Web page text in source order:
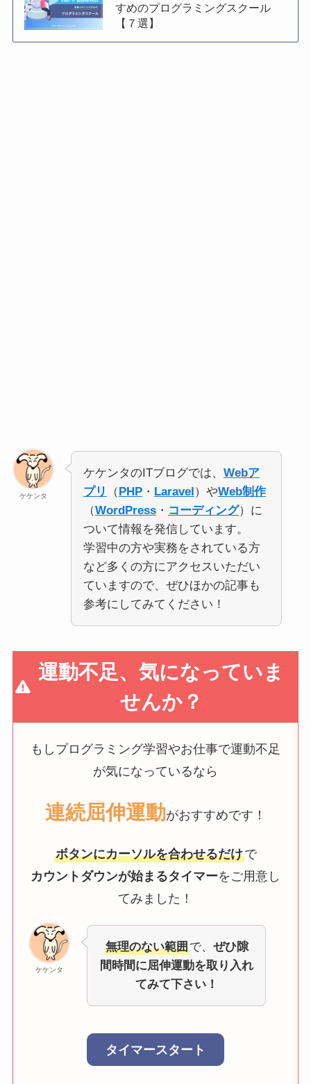
すめのプログラミングスクール
【７選】
ケケンタ
ケケンタのITブログでは、 Webア
プリ
（PHP・ Laravel）やWeb制作
（WordPress・ コーディング）に
ついて情報を発信しています。
学習中の方や実務をされている方
など多くの方にアクセスいただい
ていますので、ぜひほかの記事も
参考にしてみてください！
運動不足、気になっていま
せんか？
もしプログラミング学習やお仕事で運動不足
が気になっているなら
連続屈伸運動がおすすめです！
ボタンにカーソルを合わせるだけで
カウントダウンが始まるタイマーをご用意し
てみました！
ケケンタ
無理のない範囲で、 ぜひ隙
間時間に屈伸運動を取り入れ
てみて下さい！
タイマースタート